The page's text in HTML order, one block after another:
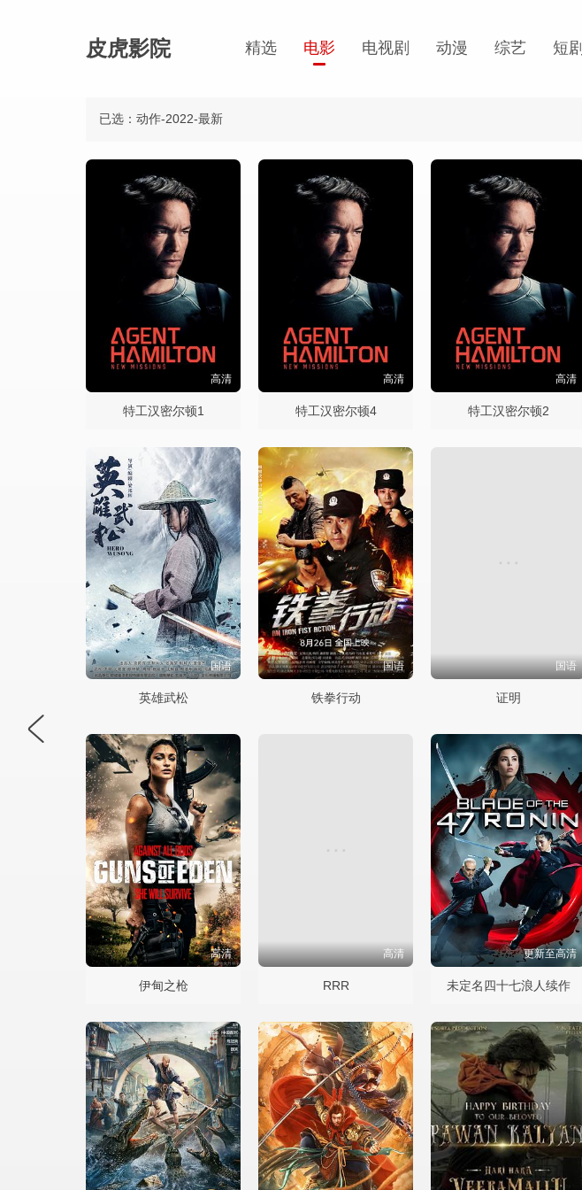
皮虎影院 精选 电影 电视剧 动漫 综艺 短剧
已选：动作-2022-最新
高清
特工汉密尔顿1
高清
特工汉密尔顿4
高清
特工汉密尔顿2
国语
英雄武松
国语
铁拳行动
国语
证明
高清
伊甸之枪
高清
RRR
更新至高清
未定名四十七浪人续作